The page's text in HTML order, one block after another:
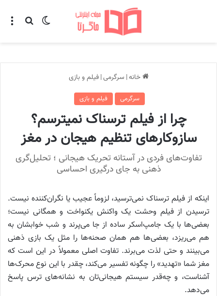
تغییر پوسته
خانه| سرگرمی| فیلم و بازی
سرگرمی فیلم و بازی
چرا از فیلم ترسناک نمیترسم؟
سازوکارهای تنظیم هیجان در مغز
تفاوت‌های فردی در آستانه تحریک هیجانی ؛ تحلیل‌گری
ذهنی به جای درگیری احساسی
اینکه از فیلم ترسناک نمی‌ترسید، لزوماً عجیب یا نگران‌کننده نیست.
ترسیدن از فیلم وحشت یک واکنش یکنواخت و همگانی نیست؛
بعضی‌ها با یک جامپ‌اسکر ساده از جا می‌پرند و شب خوابشان به
هم می‌ریزد، بعضی‌ها هم همان صحنه‌ها را مثل یک بازی ذهنی
می‌بینند و حتی لذت می‌برند. تفاوت اصلی معمولاً در این است که
مغز شما «تهدید» را چگونه تفسیر می‌کند، چقدر با این نوع محرک‌ها
آشناست، و چه‌قدر سیستم هیجانی‌تان به نشانه‌های ترس پاسخ
می‌دهد.